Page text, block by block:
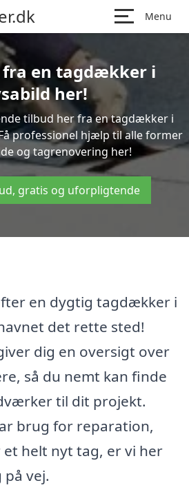
Menu
fra en tagdækker i
her!
tilbud her fra en tagdækker i
professionel hjælp til alle former
og tagrenovering her!
gratis og uforpligtende
en dygtig tagdækker i
det rette sted!
dig en oversigt over
så du nemt kan finde
til dit projekt.
brug for reparation,
helt nyt tag, er vi her
vej.